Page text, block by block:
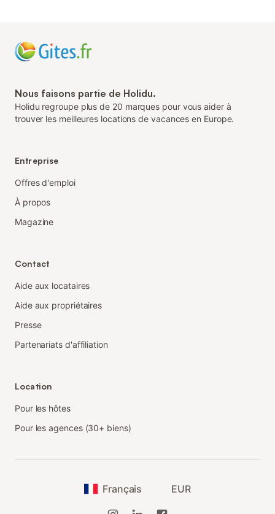
Nous faisons partie de Holidu.
Holidu regroupe plus de 20 marques pour vous aider à
trouver les meilleures locations de vacances en Europe.
Entreprise
Offres d'emploi
À propos
Magazine
Contact
Aide aux locataires
Aide aux propriétaires
Presse
Partenariats d'affiliation
Location
Pour les hôtes
Pour les agences (30+ biens)
Français EUR